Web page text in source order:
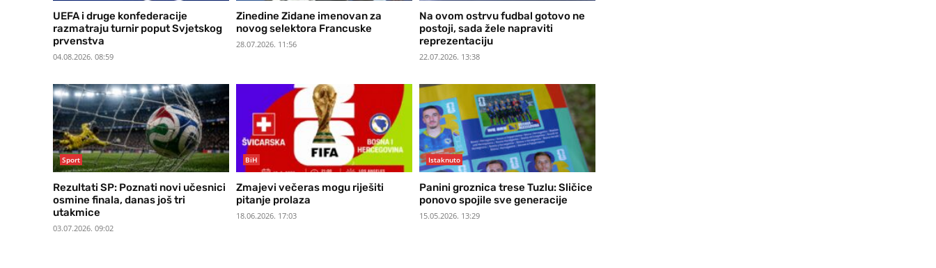
UEFA i druge konfederacije
razmatraju turnir poput Svjetskog
prvenstva
04.08.2026. 08:59
Zinedine Zidane imenovan za
novog selektora Francuske
28.07.2026. 11:56
Na ovom ostrvu fudbal gotovo ne
postoji, sada žele napraviti
reprezentaciju
22.07.2026. 13:38
Sport
Rezultati SP: Poznati novi učesnici
osmine finala, danas još tri
utakmice
03.07.2026. 09:02
BiH
Zmajevi večeras mogu riješiti
pitanje prolaza
18.06.2026. 17:03
Istaknuto
Panini groznica trese Tuzlu: Sličice
ponovo spojile sve generacije
15.05.2026. 13:29